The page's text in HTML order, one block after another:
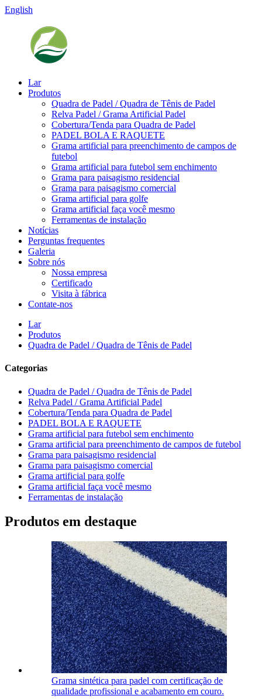
English
Lar
Produtos
Quadra de Padel / Quadra de Tênis de Padel
Relva Padel / Grama Artificial Padel
Cobertura/Tenda para Quadra de Padel
PADEL BOLA E RAQUETE
Grama artificial para preenchimento de campos de
futebol
Grama artificial para futebol sem enchimento
Grama para paisagismo residencial
Grama para paisagismo comercial
Grama artificial para golfe
Grama artificial faça você mesmo
Ferramentas de instalação
Notícias
Perguntas frequentes
Galeria
Sobre nós
Nossa empresa
Certificado
Visita à fábrica
Contate-nos
Lar
Produtos
Quadra de Padel / Quadra de Tênis de Padel
Categorias
Quadra de Padel / Quadra de Tênis de Padel
Relva Padel / Grama Artificial Padel
Cobertura/Tenda para Quadra de Padel
PADEL BOLA E RAQUETE
Grama artificial para futebol sem enchimento
Grama artificial para preenchimento de campos de futebol
Grama para paisagismo residencial
Grama para paisagismo comercial
Grama artificial para golfe
Grama artificial faça você mesmo
Ferramentas de instalação
Produtos em destaque
Grama sintética para padel com certificação de
qualidade profissional e acabamento em couro.